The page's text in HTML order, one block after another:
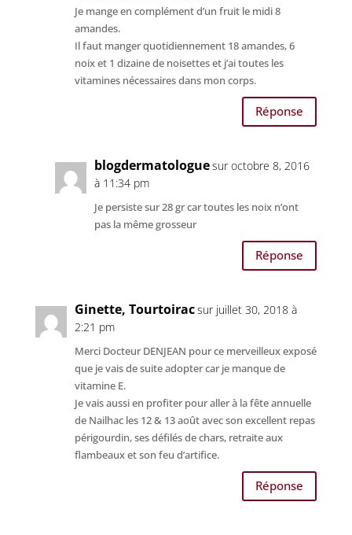
Je mange en complément d’un fruit le midi 8
amandes.
Il faut manger quotidiennement 18 amandes, 6
noix et 1 dizaine de noisettes et j’ai toutes les
vitamines nécessaires dans mon corps.
Réponse
blogdermatologuesur octobre 8, 2016
à 11:34 pm
Je persiste sur 28 gr car toutes les noix n’ont
pas la même grosseur
Réponse
Ginette, Tourtoiracsur juillet 30, 2018 à
2:21 pm
Merci Docteur DENJEAN pour ce merveilleux exposé
que je vais de suite adopter car je manque de
vitamine E.
Je vais aussi en profiter pour aller à la fête annuelle
de Nailhac les 12 & 13 août avec son excellent repas
périgourdin, ses défilés de chars, retraite aux
flambeaux et son feu d’artifice.
Réponse